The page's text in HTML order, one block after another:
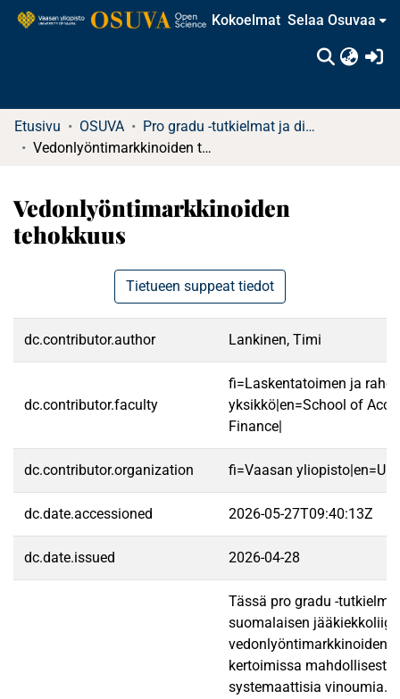
Kokoelmat Selaa Osuvaa
Etusivu OSUVA
Pro gradu -tutkielmat ja diplomityöt
Vedonlyöntimarkkinoiden tehokkuus
Vedonlyöntimarkkinoiden
tehokkuus
Tietueen suppeat tiedot
dc.contributor.author Lankinen, Timi
dc.contributor.faculty
fi=Laskentatoimen ja
yksikkö|en=School of
Finance|
dc.contributor.organization fi=Vaasan
dc.date.accessioned 2026-05-27T09:40:13Z
dc.date.issued 2026-04-28
Tässä pro gradu -
suomalaisen
vedonlyöntimarkkinoiden
kertoimissa mahdollisesti
systemaattisia vinoumia.